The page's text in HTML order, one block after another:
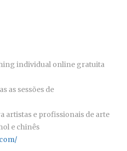
individual online gratuita
as sessões de
artistas e profissionais de arte
e chinês